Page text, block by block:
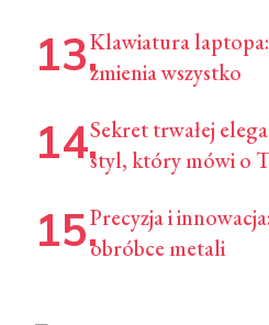
Klawiatura
zmienia wszystko
Sekret trwałej
styl, który mówi o
Precyzja i
obróbce metali